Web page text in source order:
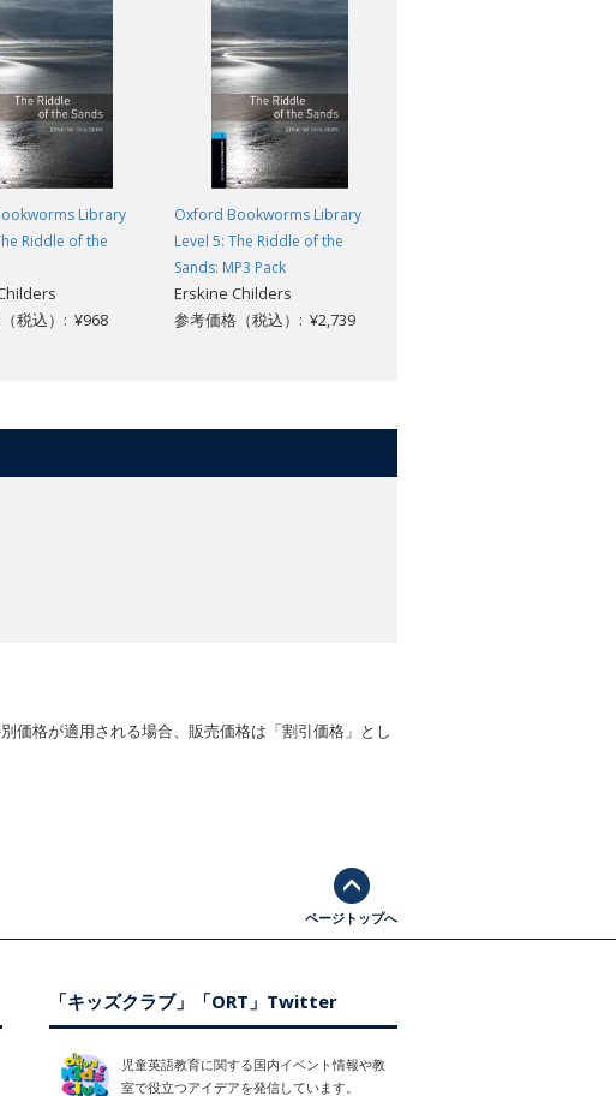
Library
Riddle of the
税込）: ¥968
Oxford Bookworms Library
Level 5: The Riddle of the
Sands: MP3 Pack
Erskine Childers
参考価格（税込）: ¥2,739
価格が適用される場合、販売価格は「割引価格」とし
ページトップへ
「キッズクラブ」「ORT」Twitter
児童英語教育に関する国内イベント情報や教
室で役立つアイデアを発信しています。